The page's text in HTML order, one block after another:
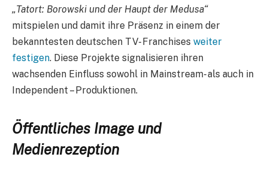
„Tatort: ​​Borowski und der Haupt der Medusa“
mitspielen und damit ihre Präsenz in einem der
bekanntesten deutschen TV- Franchises weiter
festigen. Diese Projekte signalisieren ihren
wachsenden Einfluss sowohl in Mainstream- als auch in
Independent – Produktionen.
Öffentliches Image und
Medienrezeption​